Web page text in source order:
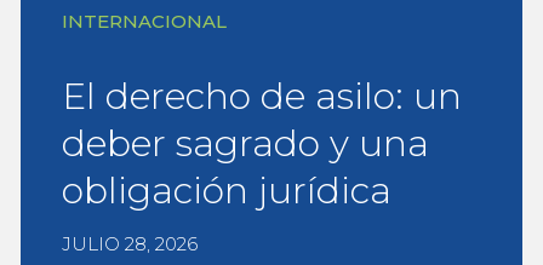
INTERNACIONAL
El derecho de asilo: un
deber sagrado y una
obligación jurídica
JULIO 28, 2026